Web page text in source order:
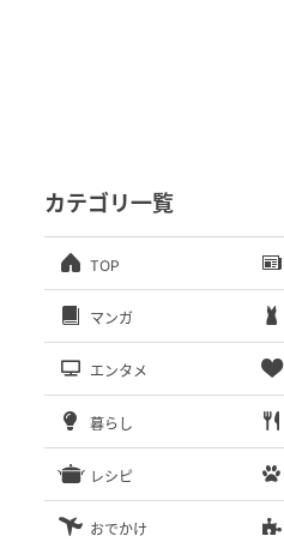
カテゴリ一覧
TOP
マンガ
エンタメ
暮らし
レシピ
おでかけ